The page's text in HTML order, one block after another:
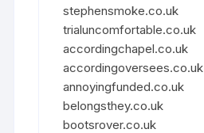
stephensmoke.co.uk
trialuncomfortable.co.uk
accordingchapel.co.uk
accordingoversees.co.uk
annoyingfunded.co.uk
belongsthey.co.uk
bootsrover.co.uk